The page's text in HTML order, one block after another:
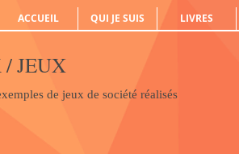
ACCUEIL QUI JE SUIS LIVRES
/ JEUX
de jeux de société réalisés